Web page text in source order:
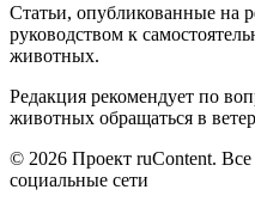
Статьи, опубликованные на
руководством к
животных.
Редакция рекомендует по
животных обращаться в
© 2026 Проект ruContent.
социальные сети